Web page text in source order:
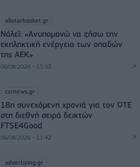
allstarbasket.gr
Νόλεϊ: «Ανυπομονώ να ζήσω την
εκπληκτική ενέργεια των οπαδών
της ΑΕΚ»
06/08/2026 - 15:03
csrnews.gr
18η συνεχόμενη χρονιά για τον ΟΤΕ
στη διεθνή σειρά δεικτών
FTSE4Good
06/08/2026 - 11:42
advertising.gr